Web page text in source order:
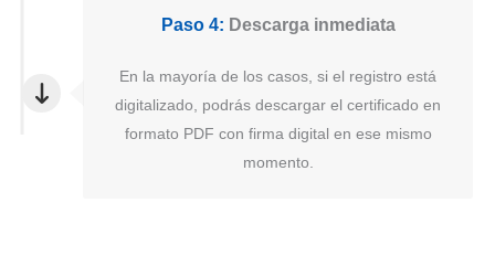
Paso 4: Descarga inmediata
En la mayoría de los casos, si el registro está
digitalizado, podrás descargar el certificado en
formato PDF con firma digital en ese mismo
momento.